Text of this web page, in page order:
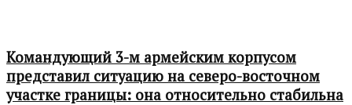
Командующий 3-м армейским корпусом
представил ситуацию на северо-восточном
участке границы: она относительно стабильна